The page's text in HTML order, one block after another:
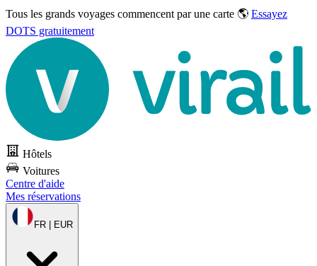
Tous les grands voyages commencent par une carte 🌎 Essayez
DOTS gratuitement
Hôtels
Voitures
Centre d'aide
Mes réservations
FR | EUR